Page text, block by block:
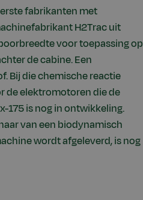
fabrikanten met
H2Trac uit
voor toepassing op
de cabine. Een
Bij die chemische reactie
de elektromotoren die de
175 is nog in ontwikkeling.
van een biodynamisch
wordt afgeleverd, is nog